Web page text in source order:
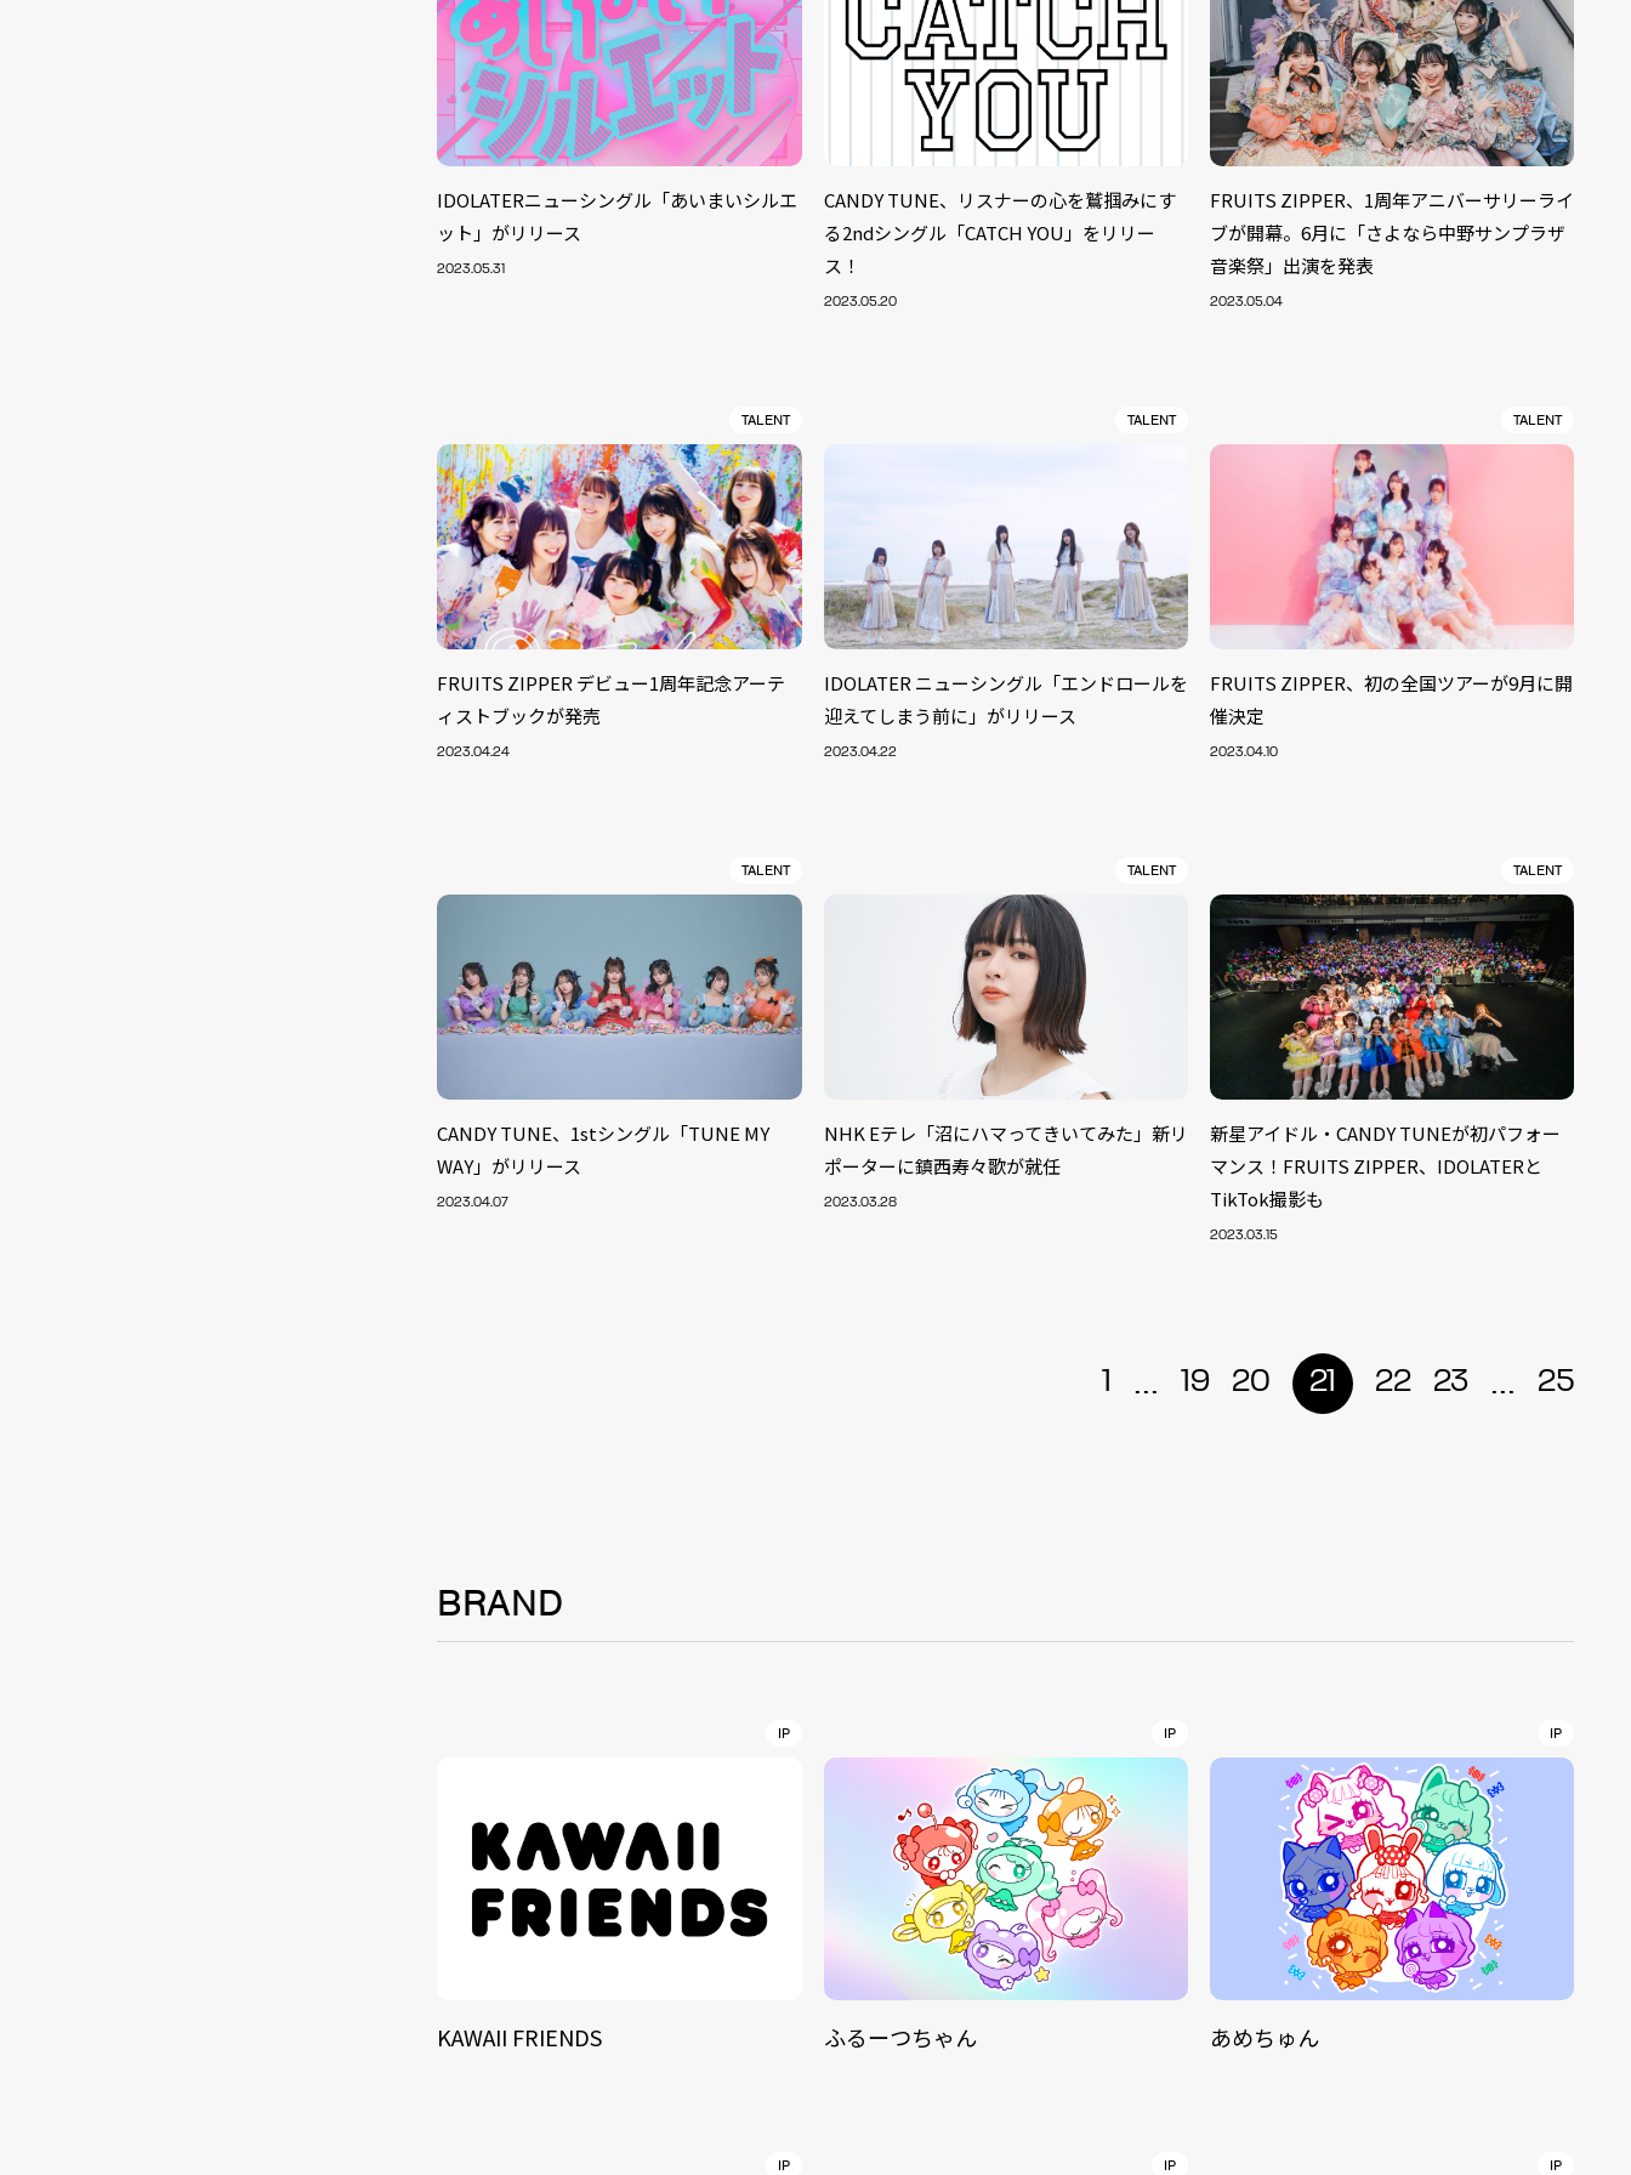
IDOLATERニューシングル「あいまいシルエ
ット」がリリース
2023.05.31
CANDY TUNE、リスナーの心を鷲掴みにす
る2ndシングル「CATCH YOU」をリリー
ス！
2023.05.20
FRUITS ZIPPER、1周年アニバーサリーライ
ブが開幕。6月に「さよなら中野サンプラザ
音楽祭」出演を発表
2023.05.04
TALENT
FRUITS ZIPPER デビュー1周年記念アーテ
ィストブックが発売
2023.04.24
TALENT
IDOLATER ニューシングル「エンドロールを
迎えてしまう前に」がリリース
2023.04.22
TALENT
FRUITS ZIPPER、初の全国ツアーが9月に開
催決定
2023.04.10
TALENT
CANDY TUNE、1stシングル「TUNE MY
WAY」がリリース
2023.04.07
TALENT
NHK Eテレ「沼にハマってきいてみた」新リ
ポーターに鎮西寿々歌が就任
2023.03.28
TALENT
新星アイドル・CANDY TUNEが初パフォー
マンス！FRUITS ZIPPER、IDOLATERと
TikTok撮影も
2023.03.15
1 ... 19 20 21 22 23 ... 25
BRAND
IP
KAWAII FRIENDS
IP
ふるーつちゃん
IP
あめちゅん
IP IP IP
NEWS
SOLUTION
BRAND
CONTACT